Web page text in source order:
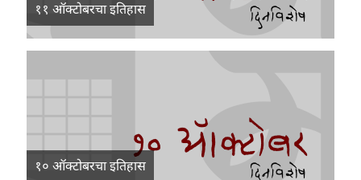
११ ऑक्टोबरचा इतिहास
१० ऑक्टोबरचा इतिहास